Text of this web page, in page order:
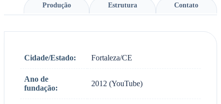
Produção Estrutura Contato
Cidade/Estado: Fortaleza/CE
Ano de
fundação:
2012 (YouTube)